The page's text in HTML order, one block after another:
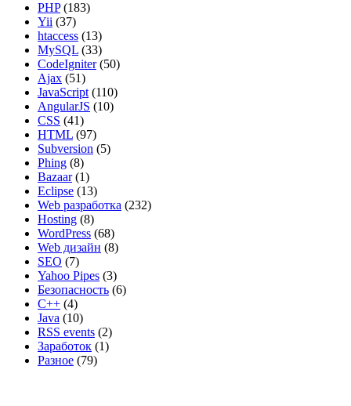
PHP(183)
Yii (37)
htaccess (13)
MySQL (33)
CodeIgniter(50)
Ajax (51)
JavaScript (110)
AngularJS (10)
CSS (41)
HTML (97)
Subversion (5)
Phing (8)
Bazaar(1)
Eclipse (13)
Web разработка (232)
Hosting (8)
WordPress (68)
Web дизайн (8)
SEO (7)
Yahoo Pipes (3)
Безопасность (6)
C++ (4)
Java (10)
RSS events (2)
Заработок (1)
Разное (79)